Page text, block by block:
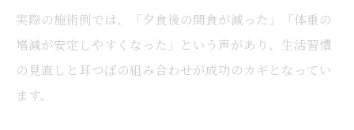
実際の施術例では、「夕食後の間食が減った」「体重の
増減が安定しやすくなった」という声があり、生活習慣
の見直しと耳つぼの組み合わせが成功のカギとなってい
ます。